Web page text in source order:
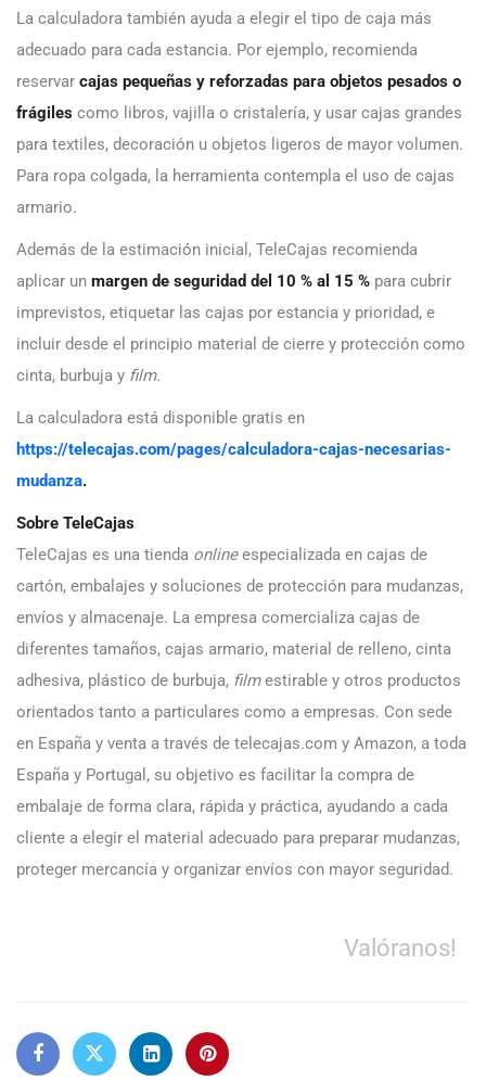
La calculadora también ayuda a elegir el tipo de caja más
adecuado para cada estancia. Por ejemplo, recomienda
reservar cajas pequeñas y reforzadas para objetos pesados o
frágiles como libros, vajilla o cristalería, y usar cajas grandes
para textiles, decoración u objetos ligeros de mayor volumen.
Para ropa colgada, la herramienta contempla el uso de cajas
armario.
Además de la estimación inicial, TeleCajas recomienda
aplicar un margen de seguridad del 10 % al 15 % para cubrir
imprevistos, etiquetar las cajas por estancia y prioridad, e
incluir desde el principio material de cierre y protección como
cinta, burbuja y film.
La calculadora está disponible gratis en
https://telecajas.com/pages/calculadora-cajas-necesarias-
mudanza.
Sobre TeleCajas
TeleCajas es una tienda onlineespecializada en cajas de
cartón, embalajes y soluciones de protección para mudanzas,
envíos y almacenaje. La empresa comercializa cajas de
diferentes tamaños, cajas armario, material de relleno, cinta
adhesiva, plástico de burbuja, filmestirable y otros productos
orientados tanto a particulares como a empresas. Con sede
en España y venta a través de telecajas.com y Amazon, a toda
España y Portugal, su objetivo es facilitar la compra de
embalaje de forma clara, rápida y práctica, ayudando a cada
cliente a elegir el material adecuado para preparar mudanzas,
proteger mercancía y organizar envíos con mayor seguridad.
Valóranos!